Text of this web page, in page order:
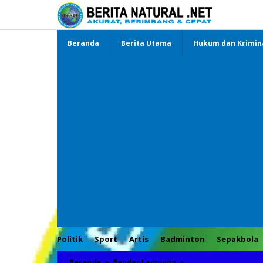
Beranda Berita Utama Hukum dan
Politik Sport Artis Badminton Sepakbola